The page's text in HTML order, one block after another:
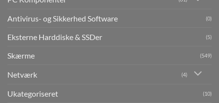
Antivirus- og Sikkerhed Software (0)
Eksterne Harddiske & SSDer (5)
Skærme (549)
Netværk (4)
Ukategoriseret (10)